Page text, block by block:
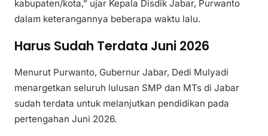
kabupaten/kota,” ujar Kepala Disdik Jabar, Purwanto
dalam keterangannya beberapa waktu lalu.
Harus Sudah Terdata Juni 2026
Menurut Purwanto, Gubernur Jabar, Dedi Mulyadi
menargetkan seluruh lulusan SMP dan MTs di Jabar
sudah terdata untuk melanjutkan pendidikan pada
pertengahan Juni 2026.